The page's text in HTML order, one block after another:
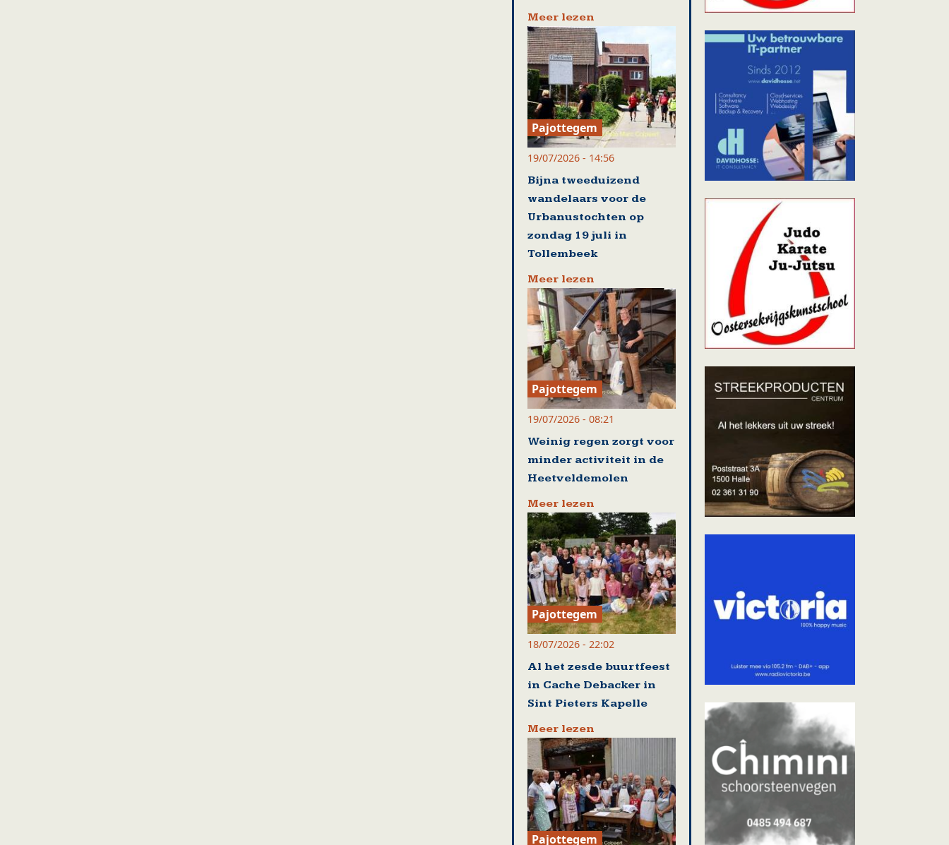
Meer lezen
Pajottegem
19/07/2026 - 14:56
Bijna tweeduizend
wandelaars voor de
Urbanustochten op
zondag 19 juli in
Tollembeek
Meer lezen
Pajottegem
19/07/2026 - 08:21
Weinig regen zorgt voor
minder activiteit in de
Heetveldemolen
Meer lezen
Pajottegem
18/07/2026 - 22:02
Al het zesde buurtfeest
in Cache Debacker in
Sint Pieters Kapelle
Meer lezen
Pajottegem